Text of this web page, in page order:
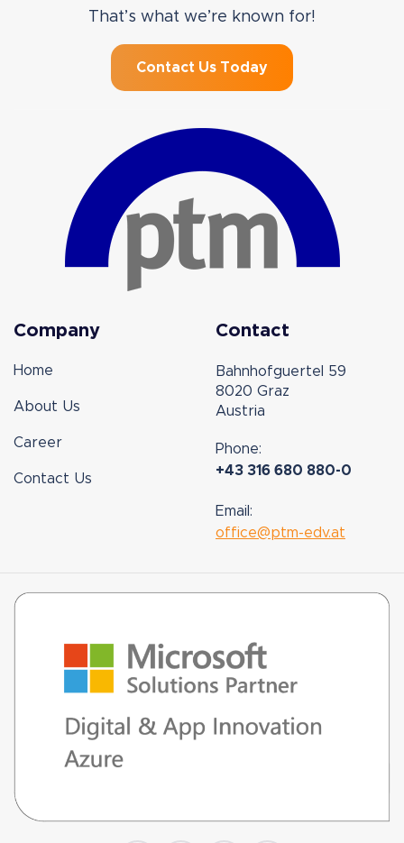
That’s what we’re known for!
Contact Us Today
Company
Home
About Us
Career
Contact Us
Contact
Bahnhofguertel 59
8020 Graz
Austria
Phone:
+43 316 680 880-0
Email:
office@ptm-edv.at